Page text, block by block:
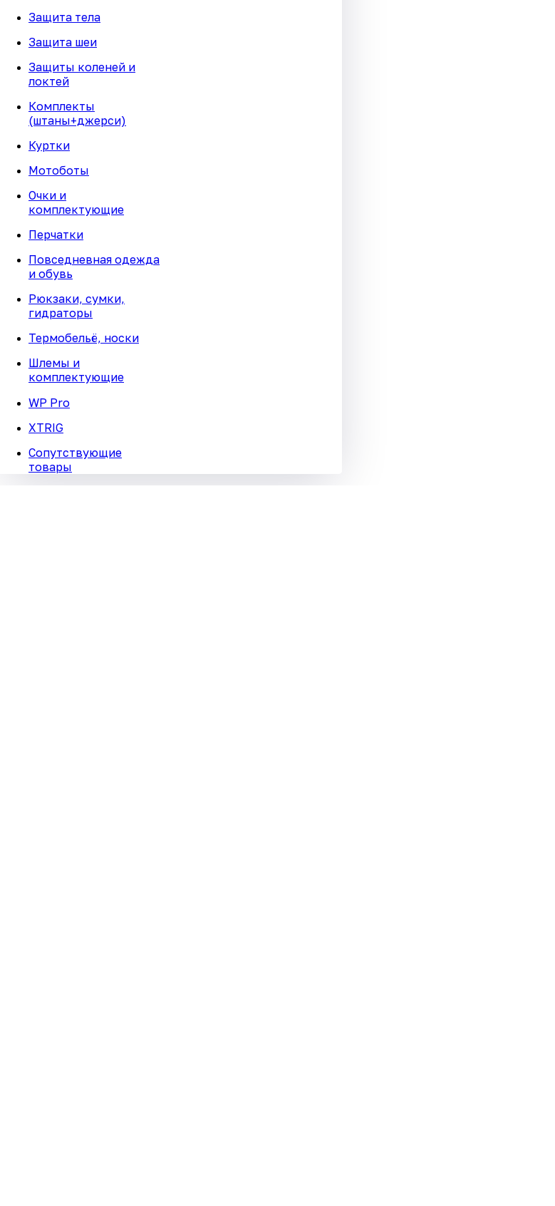
Защита тела
Защита шеи
Защиты коленей и
локтей
Комплекты
(штаны+джерси)
Куртки
Мотоботы
Очки и
комплектующие
Перчатки
Повседневная одежда
и обувь
Рюкзаки, сумки,
гидраторы
Термобельё, носки
Шлемы и
комплектующие
WP Pro
XTRIG
Сопутствующие
товары